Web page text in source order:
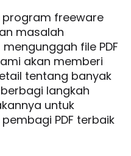
program freeware
masalah
file PDF
akan memberi
tentang banyak
langkah
untuk
PDF terbaik